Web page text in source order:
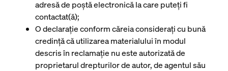
adresă de poștă electronică la care puteți fi
contactat(ă);
O declarație conform căreia considerați cu bună
credință că utilizarea materialului în modul
descris în reclamație nu este autorizată de
proprietarul drepturilor de autor, de agentul său